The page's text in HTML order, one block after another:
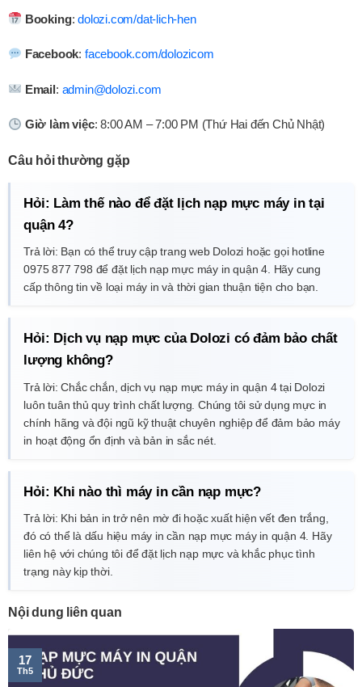
Booking:dolozi.com/dat-lich-hen
Facebook: facebook.com/dolozicom
Email: admin@dolozi.com
Giờ làm việc: 8:00 AM – 7:00 PM (Thứ Hai đến Chủ Nhật)
Câu hỏi thường gặp
Hỏi: Làm thế nào để đặt lịch nạp mực máy in tại
quận 4?
Trả lời: Bạn có thể truy cập trang web Dolozi hoặc gọi hotline
0975 877 798 để đặt lịch nạp mực máy in quận 4. Hãy cung
cấp thông tin về loại máy in và thời gian thuận tiện cho bạn.
Hỏi: Dịch vụ nạp mực của Dolozi có đảm bảo chất
lượng không?
Trả lời: Chắc chắn, dịch vụ nạp mực máy in quận 4 tại Dolozi
luôn tuân thủ quy trình chất lượng. Chúng tôi sử dụng mực in
chính hãng và đội ngũ kỹ thuật chuyên nghiệp để đảm bảo máy
in hoạt động ổn định và bản in sắc nét.
Hỏi: Khi nào thì máy in cần nạp mực?
Trả lời: Khi bản in trở nên mờ đi hoặc xuất hiện vết đen trắng,
đó có thể là dấu hiệu máy in cần nạp mực máy in quận 4. Hãy
liên hệ với chúng tôi để đặt lịch nạp mực và khắc phục tình
trạng này kịp thời.
Nội dung liên quan
17
Th5